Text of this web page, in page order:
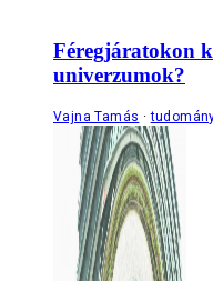
Féregjáratokon
univerzumok?
Vajna Tamás